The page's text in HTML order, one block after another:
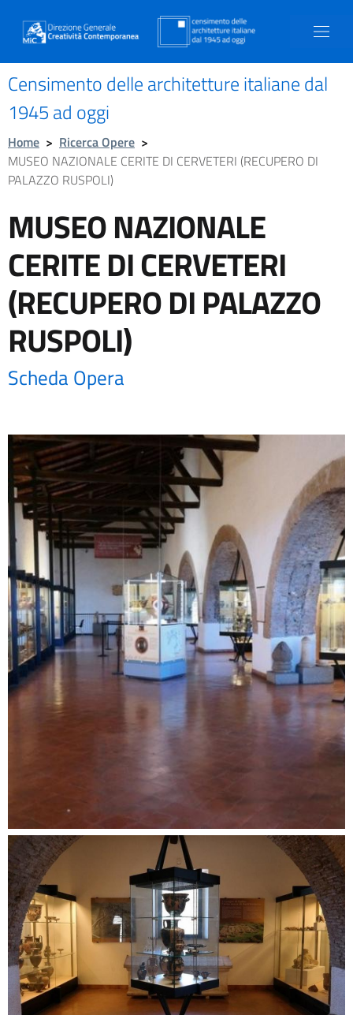
Censimento delle architetture italiane dal
1945 ad oggi
Home > Ricerca Opere >
MUSEO NAZIONALE CERITE DI CERVETERI (RECUPERO DI
PALAZZO RUSPOLI)
MUSEO NAZIONALE
CERITE DI CERVETERI
(RECUPERO DI PALAZZO
RUSPOLI)
Scheda Opera